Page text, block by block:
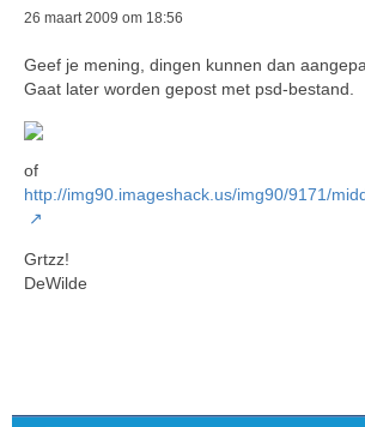
26 maart 2009 om 18:56
Geef je mening, dingen kunnen dan
Gaat later worden gepost met psd-bestand.
of
http://img90.imageshack.us/img90/9171/
Grtzz!
DeWilde